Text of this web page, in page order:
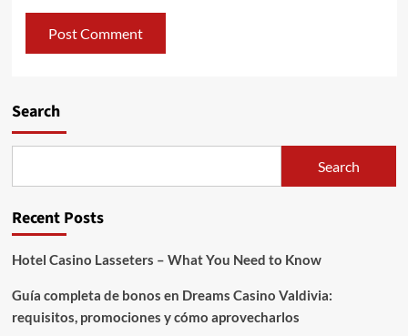
Search
Search
Recent Posts
Hotel Casino Lasseters – What You Need to Know
Guía completa de bonos en Dreams Casino Valdivia:
requisitos, promociones y cómo aprovecharlos​